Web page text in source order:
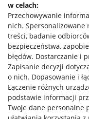
w celach:
Przechowywanie
nich. Spersonalizowane
treści, badanie
bezpieczeństwa,
błędów. Dostarczanie i
Zapisanie decyzji
o nich. Dopasowanie i
Łączenie różnych
podstawie informacji
Twoje dane personalne
Allegro Gadane dla
Allegro Gadane dla
Mapa miejscowości
Informacje prawne
Regulamin
Polityka plików